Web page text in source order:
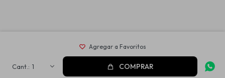
1 COMPRAR
Fenicio